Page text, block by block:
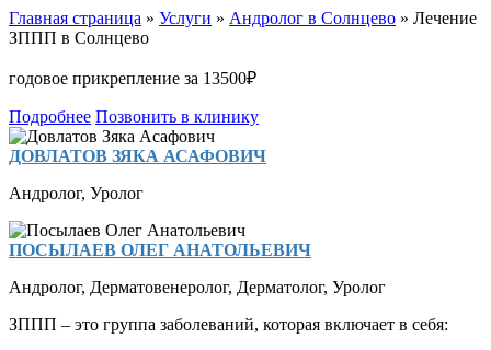
Главная страница » Услуги » Андролог в Солнцево » Лечение
ЗППП в Солнцево
годовое прикрепление за 13500₽
Подробнее Позвонить в клинику
ДОВЛАТОВ ЗЯКА АСАФОВИЧ
Андролог, Уролог
ПОСЫЛАЕВ ОЛЕГ АНАТОЛЬЕВИЧ
Андролог, Дерматовенеролог, Дерматолог, Уролог
ЗППП – это группа заболеваний, которая включает в себя: